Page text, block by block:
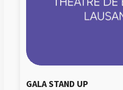
GALA STAND UP